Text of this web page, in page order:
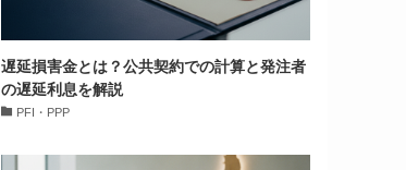
遅延損害金とは？公共契約での計算と発注者
の遅延利息を解説
PFI・PPP